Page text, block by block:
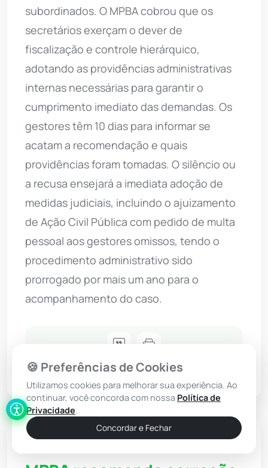
subordinados. O MPBA cobrou que os
secretários exerçam o dever de
fiscalização e controle hierárquico,
adotando as providências administrativas
internas necessárias para garantir o
cumprimento imediato das demandas. Os
gestores têm 10 dias para informar se
acatam a recomendação e quais
providências foram tomadas. O silêncio ou
a recusa ensejará a imediata adoção de
medidas judiciais, incluindo o ajuizamento
de Ação Civil Pública com pedido de multa
pessoal aos gestores omissos, tendo o
procedimento administrativo sido
prorrogado por mais um ano para o
acompanhamento do caso.
Justiça
🍪 Preferências de Cookies
Utilizamos cookies para melhorar sua experiência. Ao
continuar, você concorda com nossa Política de
Privacidade.
Concordar e Fechar